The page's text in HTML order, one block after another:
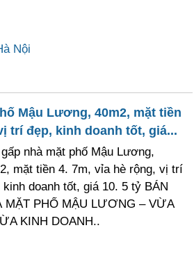
Nội
Mậu Lương, 40m2, mặt tiền
trí đẹp, kinh doanh tốt, giá...
gấp nhà mặt phố Mậu Lương,
mặt tiền 4. 7m, vỉa hè rộng, vị trí
kinh doanh tốt, giá 10. 5 tỷ BÁN
MẶT PHỐ MẬU LƯƠNG – VỪA
KINH DOANH..